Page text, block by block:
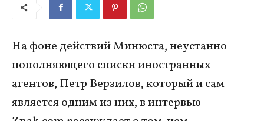
На фоне действий Минюста, неустанно
пополняющего списки иностранных
агентов, Петр Верзилов, который и сам
является одним из них, в интервью